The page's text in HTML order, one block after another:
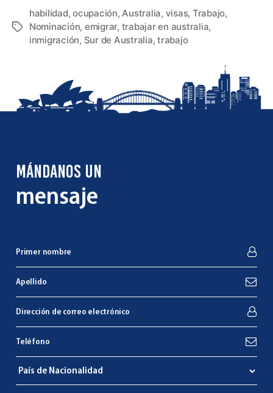
Etiquetas
habilidad,ocupación, Australia, visas, Trabajo,
Nominación, emigrar, trabajar en australia,
inmigración, Sur de Australia,trabajo
MÁNDANOS UN
mensaje